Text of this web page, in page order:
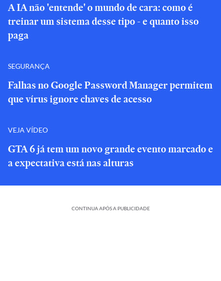
A IA não 'entende' o mundo de cara: como é
treinar um sistema desse tipo - e quanto isso
paga
SEGURANÇA
Falhas no Google Password Manager permitem
que vírus ignore chaves de acesso
VEJA VÍDEO
GTA 6 já tem um novo grande evento marcado e
a expectativa está nas alturas
CONTINUA APÓS A PUBLICIDADE